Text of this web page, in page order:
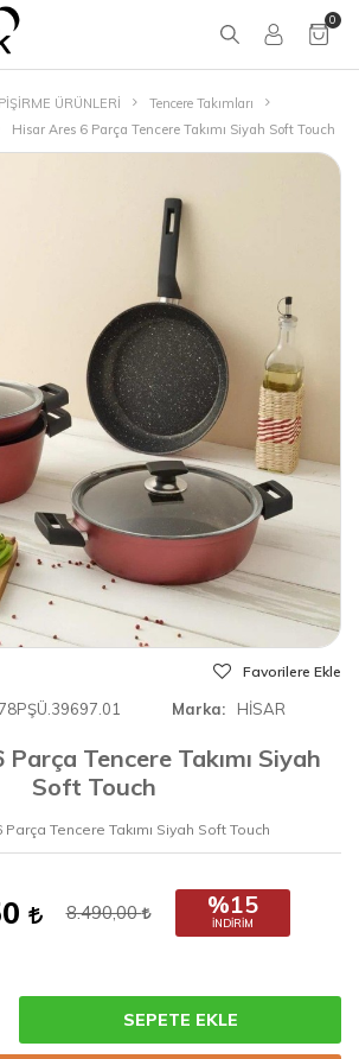
0
PİŞİRME ÜRÜNLERİ
Tencere Takımları
Hisar Ares 6 Parça Tencere Takımı Siyah Soft Touch
Favorilere Ekle
Marka HİSAR
Tencere Takımı Siyah
Soft Touch
Tencere Takımı Siyah Soft Touch
8.490,00 %15
İNDIRIM
SEPETE EKLE